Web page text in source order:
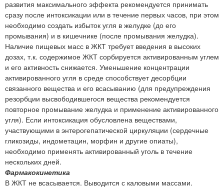
развития максимального эффекта рекомендуется принимать
сразу после интоксикации или в течение первых часов, при этом
необходимо создать избыток угля в желудке (до его
промывания) и в кишечнике (после промывания желудка).
Наличие пищевых масс в ЖКТ требует введения в высоких
дозах, т.к. содержимое ЖКТ сорбируется активированным углем
и его активность снижается. Уменьшение концентрации
активированного угля в среде способствует десорбции
связанного вещества и его всасыванию (для предупреждения
резорбции высвободившегося вещества рекомендуется
повторное промывание желудка и применение активированного
угля). Если интоксикация обусловлена веществами,
участвующими в энтерогепатической циркуляции (сердечные
гликозиды, индометацин, морфин и другие опиаты),
необходимо применять активированный уголь в течение
нескольких дней.
Фармакокинетика
В ЖКТ не всасывается. Выводится с каловыми массами.